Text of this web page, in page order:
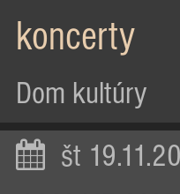
koncerty
Dom kultúry
št